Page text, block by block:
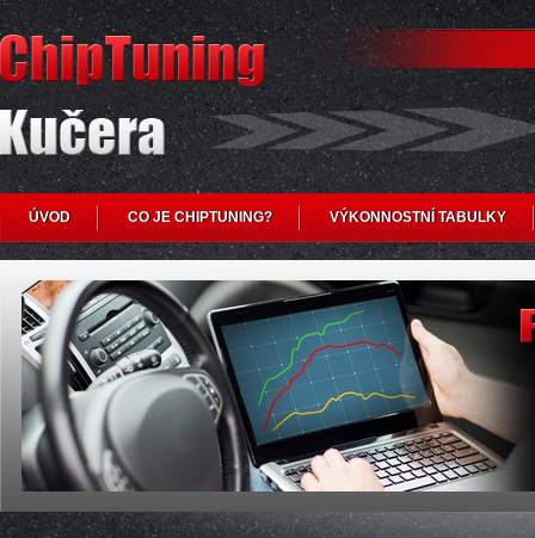
ÚVOD CO JE CHIPTUNING? VÝKONNOSTNÍ TABULKY